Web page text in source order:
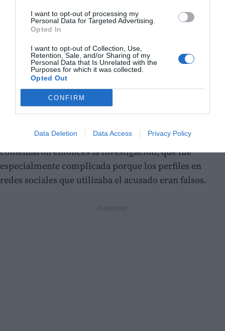
I want to opt-out of processing my
Personal Data for Targeted Advertising.
Opted In
I want to opt-out of Collection, Use,
Retention, Sale, and/or Sharing of my
Personal Data that Is Unrelated with the
Purposes for which it was collected.
Opted Out
CONFIRM
Data Deletion Data Access Privacy Policy
Investigación y detención
Agentes de la Policía judicial y de la Policía Nacional
comenzaron entonces la investigación, que fue
especialmente complicada porque los perfiles en
redes sociales que utilizaba el acusado eran falsos.